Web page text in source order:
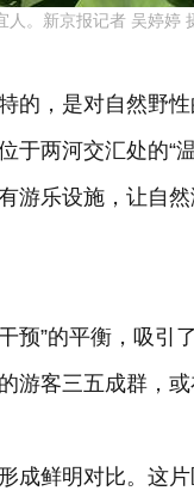
人。新京报记者 吴婷婷
的，是对自然野
于两河交汇处的
游乐设施，让自
干预”的平衡，吸
游客三五成群，
成鲜明对比。这